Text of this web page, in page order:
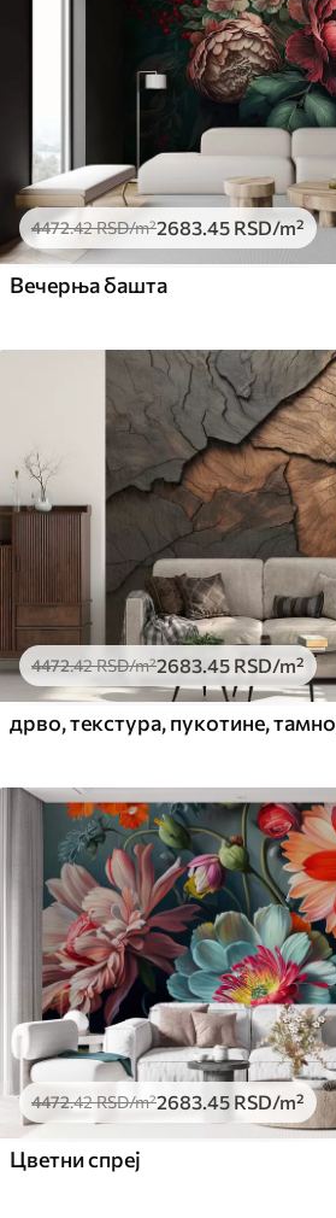
4472.42RSD/m²2683.45 RSD/m²
Вечерња башта
4472.42RSD/m²2683 .45 RSD/m²
4472.42RSD/m²2683.45 RSD/m²
Цветни спреј